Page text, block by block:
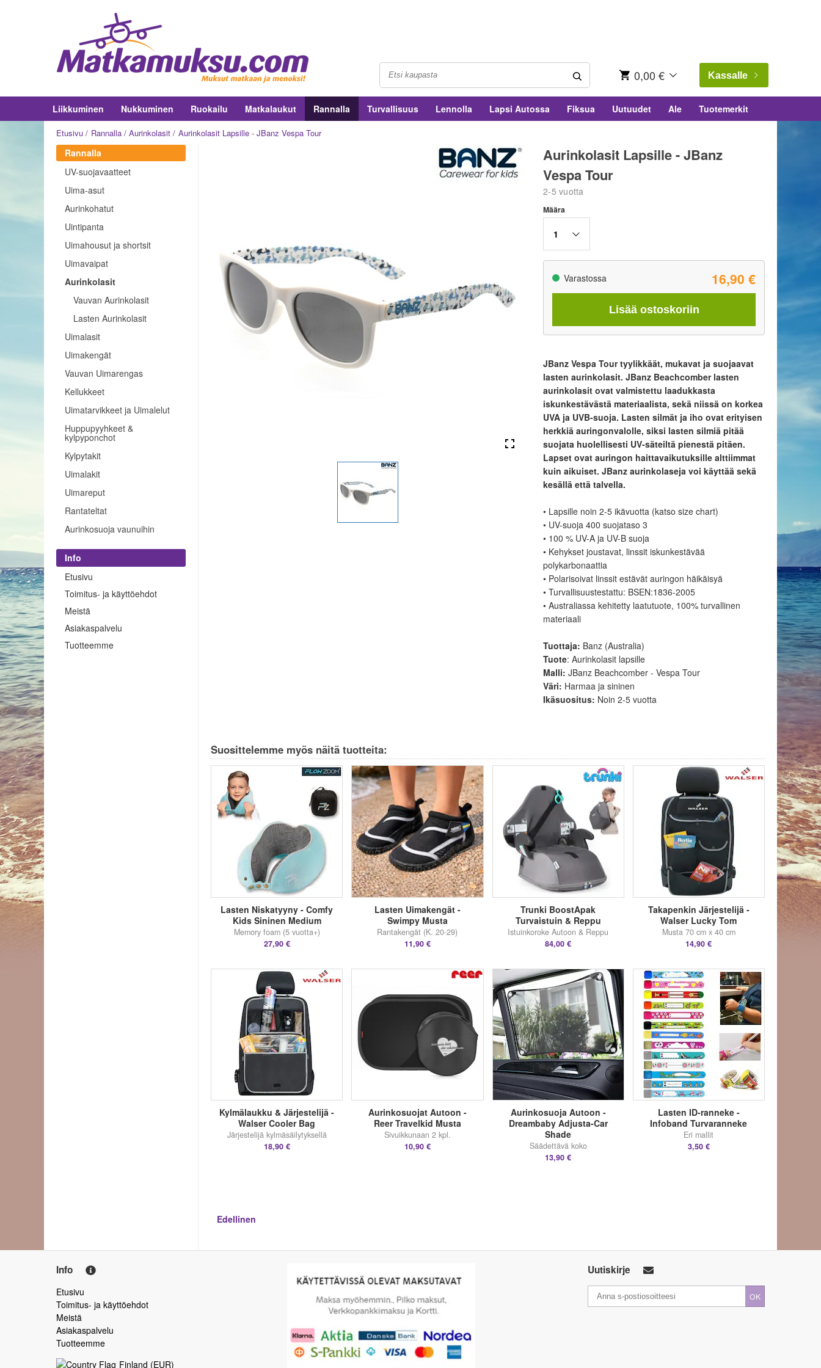
0,00 € Kassalle
Liikkuminen Nukkuminen Ruokailu Matkalaukut Rannalla Turvallisuus Lennolla Lapsi Autossa Fiksua Uutuudet Ale Tuotemerkit
Etusivu Rannalla Aurinkolasit Aurinkolasit Lapsille - JBanz Vespa Tour
Rannalla
UV-suojavaatteet
Uima-asut
Aurinkohatut
Uintipanta
Uimahousut ja shortsit
Uimavaipat
Aurinkolasit
Vauvan Aurinkolasit
Lasten Aurinkolasit
Uimalasit
Uimakengät
Vauvan Uimarengas
Kellukkeet
Uimatarvikkeet ja Uimalelut
Huppupyyhkeet &
kylpyponchot
Kylpytakit
Uimalakit
Uimareput
Rantateltat
Aurinkosuoja vaunuihin
Info
Etusivu
Toimitus- ja käyttöehdot
Meistä
Asiakaspalvelu
Tuotteemme
Aurinkolasit Lapsille - JBanz
Vespa Tour
2-5 vuotta
Määra
1
Varastossa 16,90 €
Lisää ostoskoriin
JBanz Vespa Tour tyylikkäät, mukavat ja suojaavat
lasten aurinkolasit. JBanz Beachcomber lasten
aurinkolasit ovat valmistettu laadukkasta
iskunkestävästä materiaalista, sekä niissä on korkea
UVA ja UVB-suoja. Lasten silmät ja iho ovat erityisen
herkkiä auringonvalolle, siksi lasten silmiä pitää
suojata huolellisesti UV-säteiltä pienestä pitäen.
Lapset ovat auringon haittavaikutuksille alttiimmat
kuin aikuiset. JBanz aurinkolaseja voi käyttää sekä
kesällä että talvella.
• Lapsille noin 2-5 ikävuotta (katso size chart)
• UV-suoja 400 suojataso 3
• 100 % UV-A ja UV-B suoja
• Kehykset joustavat, linssit iskunkestävää
polykarbonaattia
• Polarisoivat linssit estävät auringon häikäisyä
• Turvallisuustestattu: BSEN:1836-2005
• Australiassa kehitetty laatutuote, 100% turvallinen
materiaali
Tuottaja: Banz (Australia)
Tuote: Aurinkolasit lapsille
Malli: JBanz Beachcomber - Vespa Tour
Väri: Harmaa ja sininen
Ikäsuositus: Noin 2-5 vuotta
Suosittelemme myös näitä tuotteita:
Lasten Niskatyyny - Comfy
Kids Sininen Medium
Memory foam (5 vuotta+)
27,90 €
Lasten Uimakengät -
Swimpy Musta
Rantakengät (K. 20-29)
11,90 €
Trunki BoostApak
Turvaistuin & Reppu
Istuinkoroke Autoon & Reppu
84,00 €
Takapenkin Järjestelijä -
Walser Lucky Tom
Musta 70 cm x 40 cm
14,90 €
Kylmälaukku & Järjestelijä -
Walser Cooler Bag
Järjestelijä kylmäsäilytyksellä
18,90 €
Aurinkosuojat Autoon -
Reer Travelkid Musta
Sivuikkunaan 2 kpl.
10,90 €
Aurinkosuoja Autoon -
Dreambaby Adjusta-Car
Shade
Säädettävä koko
13,90 €
Lasten ID-ranneke -
Infoband Turvaranneke
Eri mallit
3,50 €
Edellinen
Info
Etusivu
Toimitus- ja käyttöehdot
Meistä
Asiakaspalvelu
Tuotteemme
Finland (EUR)
Uutiskirje
OK